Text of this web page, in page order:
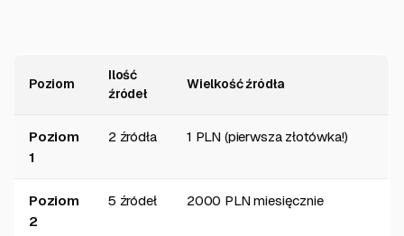
Poziom
Ilość
źródeł
Wielkość źródła
Poziom
1
2 źródła 1 PLN (pierwsza złotówka!)
Poziom
2
5 źródeł 2000 PLN miesięcznie